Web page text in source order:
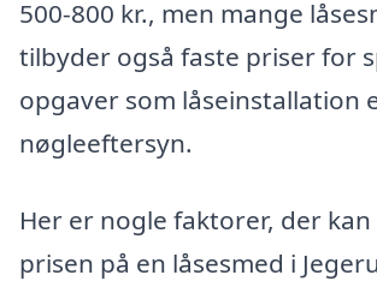
500-800 kr., men mange
tilbyder også faste priser for
opgaver som låseinstallation
nøgleeftersyn.
Her er nogle faktorer, der
prisen på en låsesmed i